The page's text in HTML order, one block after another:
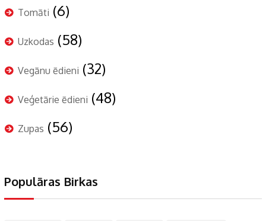
Tomāti (6)
Uzkodas (58)
Vegānu ēdieni (32)
Veģetārie ēdieni (48)
Zupas (56)
Populāras Birkas